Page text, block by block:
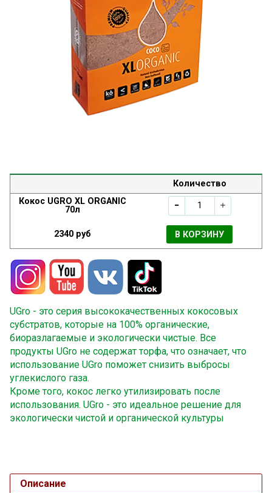
Количество
Кокос UGRO XL ORGANIC
70л
2340 руб В КОРЗИНУ
UGro - это серия высококачественных кокосовых
субстратов, которые на 100% органические,
биоразлагаемые и экологически чистые. Все
продукты UGro не содержат торфа, что означает, что
использование UGro поможет снизить выбросы
углекислого газа.
Кроме того, кокос легко утилизировать после
использования. UGro - это идеальное решение для
экологически чистой и органической культуры
Описание